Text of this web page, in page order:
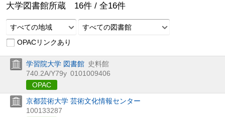
大学図書館所蔵 16件 / 全16件
すべての地域
すべての図書館
OPACリンクあり
学習院大学 図書館 史料館
740.2A/Y79y 0101009406
OPAC
京都芸術大学 芸術文化情報センター
100133287